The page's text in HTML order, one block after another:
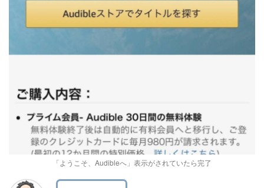
「ようこそ、Audibleへ」表示がされていたら完了